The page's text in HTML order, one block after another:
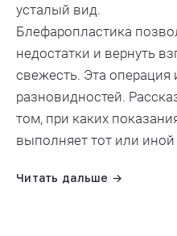
усталый вид.
Блефаропластика
недостатки и вернуть
свежесть. Эта операция
разновидностей.
том, при каких
выполняет тот или
Читать дальше →